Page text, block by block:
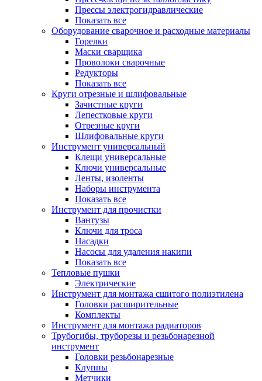
Прессы электрогидравлические
Показать все
Оборудование сварочное и расходные материалы
Горелки
Маски сварщика
Проволоки сварочные
Редукторы
Показать все
Круги отрезные и шлифовальные
Зачистные круги
Лепестковые круги
Отрезные круги
Шлифовальные круги
Инструмент универсальный
Клещи универсальные
Ключи универсальные
Ленты, изоленты
Наборы инструмента
Показать все
Инструмент для прочистки
Вантузы
Ключи для троса
Насадки
Насосы для удаления накипи
Показать все
Тепловые пушки
Электрические
Инструмент для монтажа сшитого полиэтилена
Головки расширительные
Комплекты
Инструмент для монтажа радиаторов
Трубогибы, труборезы и резьбонарезной
инструмент
Головки резьбонарезные
Клуппы
Метчики